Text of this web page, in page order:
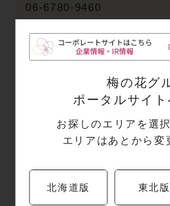
梅の花グ
ポータルサイ
お探しのエリアを選
エリアはあとから変
北海道版 東北版
06-6780-9460
営業時間
11:00～22:00(L.O.21:00)
定休日
年中無休
駐車場